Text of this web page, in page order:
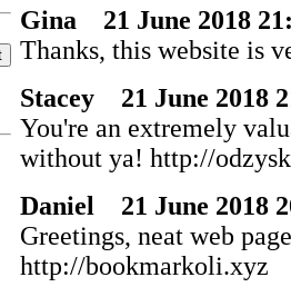
Gina
21 June 2018
Thanks, this website is
Stacey
21 June 2018
You're an extremely
without ya! http://
Daniel
21 June 2018
Greetings, neat web
http://bookmarkoli.xyz